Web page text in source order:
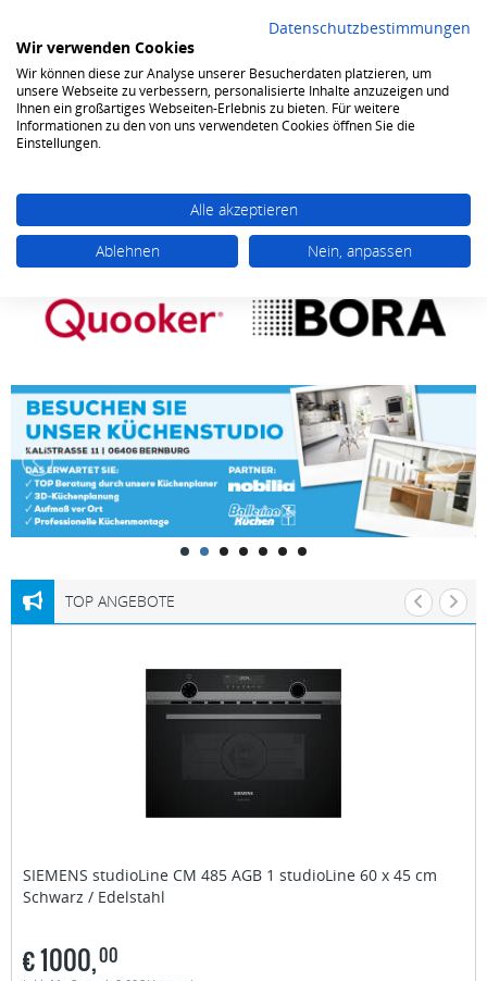
0
TOP ANGEBOTE
SIEMENS studioLine CM 485 AGB 1 studioLine 60 x 45 cm
Schwarz / Edelstahl
€1000,00
Datenschutzbestimmungen
Wir verwenden Cookies
Wir können diese zur Analyse unserer Besucherdaten platzieren, um
unsere Webseite zu verbessern, personalisierte Inhalte anzuzeigen und
Ihnen ein großartiges Webseiten-Erlebnis zu bieten. Für weitere
Informationen zu den von uns verwendeten Cookies öffnen Sie die
Einstellungen.
Alle akzeptieren
Ablehnen
Nein, anpassen